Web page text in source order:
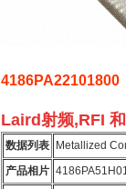
4186PA22101800
Laird射频,RFI
数据列表
Metallized
产品相片